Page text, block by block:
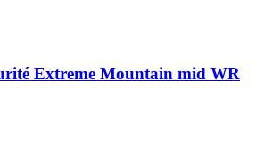
Extreme Mountain mid WR